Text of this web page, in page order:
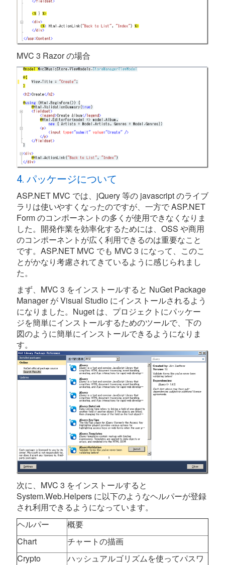
MVC 3 Razor の場合
4. パッケージについて
ASP.NET MVC では、jQuery 等の javascript のライブ
ラリは使いやすくなったのですが、一方で ASP.NET
Form のコンポーネントの多くが使用できなくなりま
した。開発作業を効率化するためには、OSS や商用
のコンポーネントが広く利用できるのは重要なこと
です。ASP.NET MVC でも MVC 3 になって、このこ
とがかなり考慮されてきているように感じられまし
た。
まず、MVC 3 をインストールすると NuGet Package
Manager が Visual Studio にインストールされるよう
になりました。Nuget は、プロジェクトにパッケー
ジを簡単にインストールするためのツールで、下の
図のように簡単にインストールできるようになりま
す。
次に、MVC 3 をインストールすると
System.Web.Helpers に以下のようなヘルパーが登録
され利用できるようになっています。
ヘルパー
概要
Chart
チャートの描画
Crypto
ハッシュアルゴリズムを使ってパスワ